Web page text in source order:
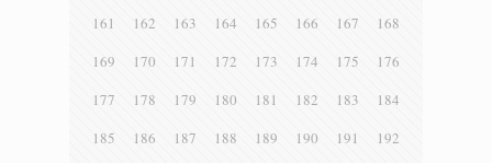
161
162 163 164 165 166 167
168
169
170 171 172 173 174 175
176
177
178 179 180 181 182 183
184
185
186 187 188 189 190 191
192